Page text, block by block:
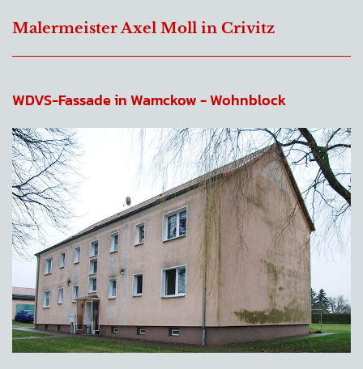
Malermeister Axel Moll in Crivitz
WDVS-Fassade in Wamckow - Wohnblock